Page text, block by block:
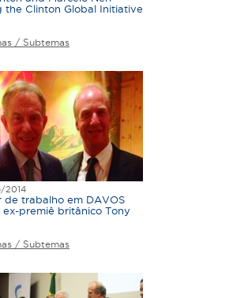
the Clinton Global Initiative
/ Subtemas
2014
de trabalho em DAVOS
ex-premiê britânico Tony
/ Subtemas